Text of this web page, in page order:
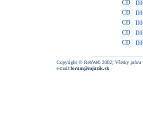
CD
CD
CD
CD
CD
Copyright © RebWeb 2002; Všetky práva
e-mail:forum@mjuzik.sk